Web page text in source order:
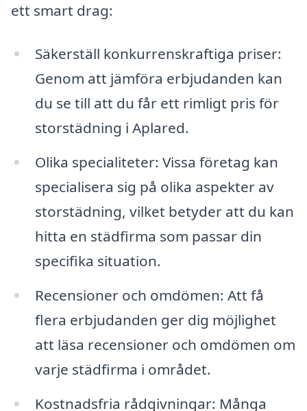
ett smart drag:
Säkerställ konkurrenskraftiga priser:
Genom att jämföra erbjudanden kan
du se till att du får ett rimligt pris för
storstädning i Aplared.
Olika specialiteter: Vissa företag kan
specialisera sig på olika aspekter av
storstädning, vilket betyder att du kan
hitta en städfirma som passar din
specifika situation.
Recensioner och omdömen: Att få
flera erbjudanden ger dig möjlighet
att läsa recensioner och omdömen om
varje städfirma i området.
Kostnadsfria rådgivningar: Många